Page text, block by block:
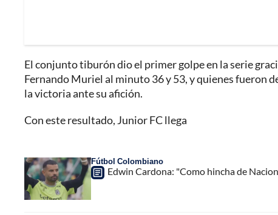
El conjunto tiburón dio el primer golpe en la serie
Fernando Muriel al minuto 36 y 53, y quienes fueron
la victoria ante su afición.
Con este resultado, Junior FC llega
Fútbol Colombiano
Edwin Cardona: "Como hincha de